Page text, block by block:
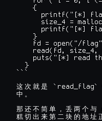
    {
printf("[*]
size_4 =
printf("[*]
    }
fd = open("/
read(fd, size_4,
puts("[*] read
  }
```
这 次 就 是 `read_flag`
中 。
那 还 不 简 单 ， 丢 两 个 与
糕 切 出 来 第 二 块 的 地 址